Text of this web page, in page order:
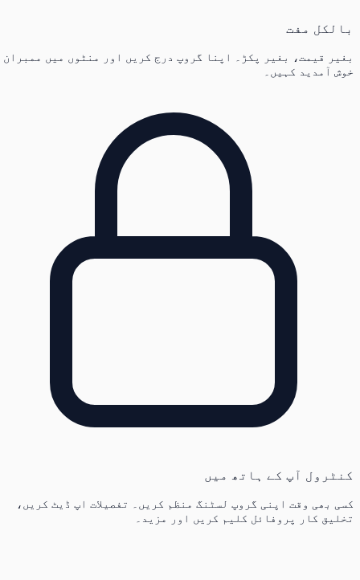
بالکل مفت
بغیر قیمت، بغیر پکڑ۔ اپنا گروپ درج کریں اور منٹوں میں ممبران
خوش آمدید کہیں۔
کنٹرول آپ کے ہاتھ میں
کسی بھی وقت اپنی گروپ لسٹنگ منظم کریں۔ تفصیلات اپ ڈیٹ کریں،
تخلیق کار پروفائل کلیم کریں اور مزید۔